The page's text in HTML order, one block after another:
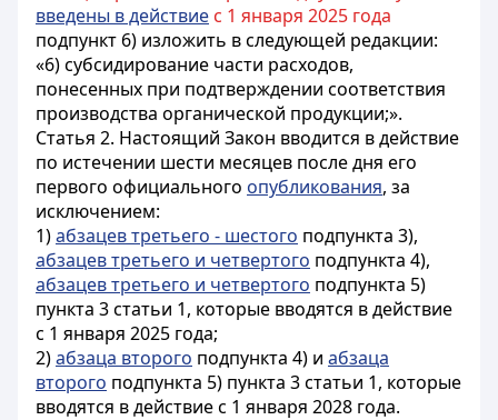
введены в действие с 1 января 2025 года
подпункт 6) изложить в следующей редакции:
«6) субсидирование части расходов,
понесенных при подтверждении соответствия
производства органической продукции;».
Статья 2. Настоящий Закон вводится в действие
по истечении шести месяцев после дня его
первого официального опубликования, за
исключением:
1)абзацев третьего - шестого подпункта 3),
абзацев третьего и четвертого подпункта 4),
абзацев третьего и четвертого подпункта 5)
пункта 3 статьи 1, которые вводятся в действие
с 1 января 2025 года;
2)абзаца второго подпункта 4) и абзаца
второго подпункта 5) пункта 3 статьи 1, которые
вводятся в действие с 1 января 2028 года.